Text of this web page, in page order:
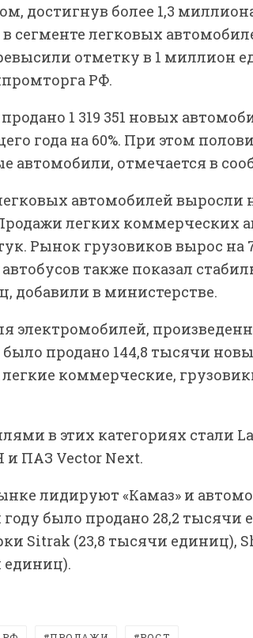
достигнув более 1,3
сегменте легковых
отметку в 1 миллион
РФ.
1 319 351 новых
года на 60%. При этом
автомобили, отмечается в
автомобилей выросли
легких коммерческих
Рынок грузовиков вырос на
также показал
добавили в министерстве.
электромобилей,
было продано 144,8 тысячи
коммерческие,
в этих категориях стали
и ПАЗ Vector Next.
лидируют «Камаз» и
было продано 28,2 тысячи
Sitrak (23,8 тысячи единиц),
единиц).